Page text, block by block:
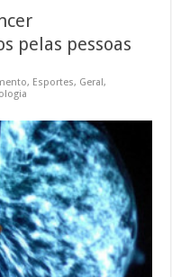
pelas pessoas
, Esportes, Geral,